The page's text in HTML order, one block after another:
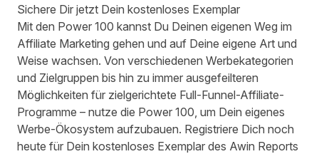
Sichere Dir jetzt Dein kostenloses Exemplar
Mit den Power 100 kannst Du Deinen eigenen Weg im
Affiliate Marketing gehen und auf Deine eigene Art und
Weise wachsen. Von verschiedenen Werbekategorien
und Zielgruppen bis hin zu immer ausgefeilteren
Möglichkeiten für zielgerichtete Full-Funnel-Affiliate-
Programme – nutze die Power 100 , um Dein eigenes
Werbe-Ökosystem aufzubauen. Registriere Dich noch
heute für Dein kostenloses Exemplar des Awin Reports